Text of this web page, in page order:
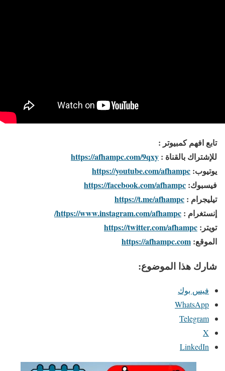
تابع افهم كمبيوتر :
للإشتراك بالقناة : https://afhampc.com/9qxy
يوتيوب: https://youtube.com/afhampc
فيسبوك: https://facebook.com/afhampc
تيليجرام : https://t.me/afhampc
إنستغرام : https://www.instagram.com/afhampc/
تويتر: https://twitter.com/afhampc
الموقع: https://afhampc.com
شارك هذا الموضوع:
فيس بوك
WhatsApp
Telegram
X
LinkedIn